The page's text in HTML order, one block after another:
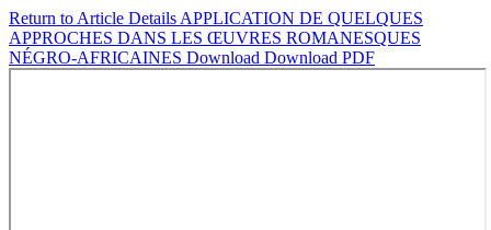
Return to Article Details APPLICATION DE QUELQUES
APPROCHES DANS LES ŒUVRES ROMANESQUES
NÉGRO-AFRICAINES Download Download PDF